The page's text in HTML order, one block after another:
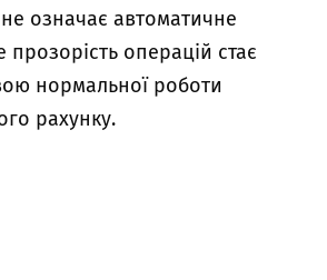
означає автоматичне
прозорість операцій стає
нормальної роботи
рахунку.